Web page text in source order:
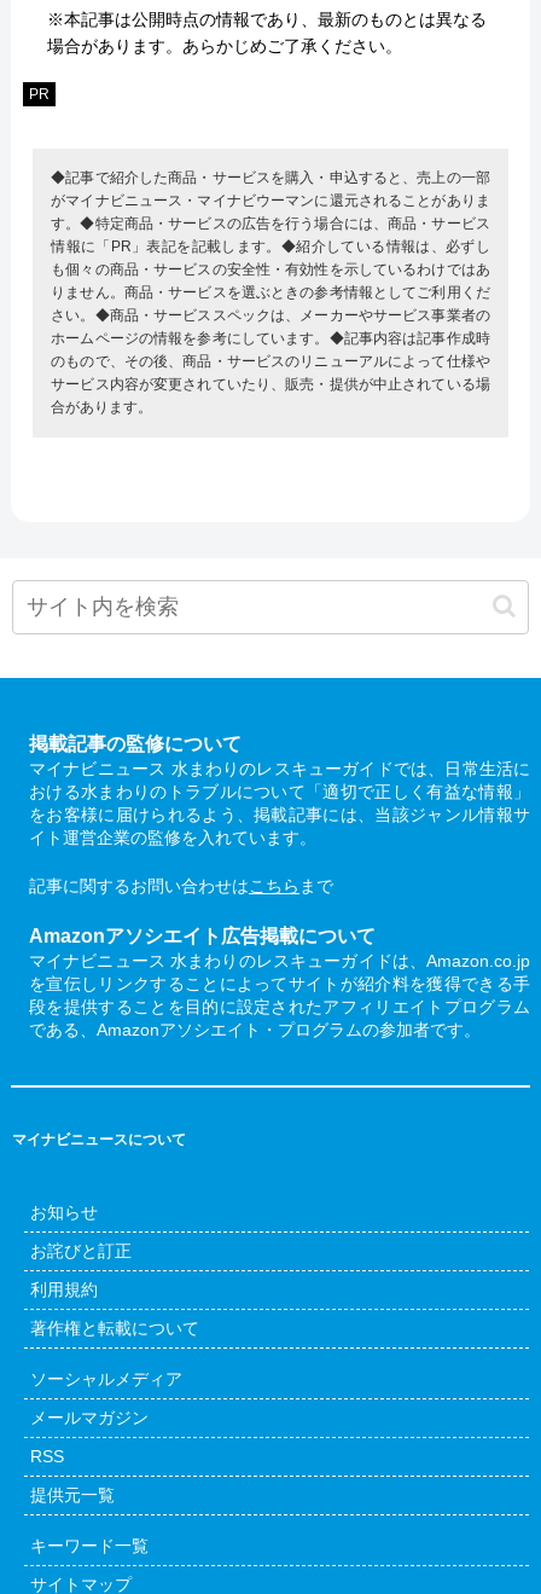
※本記事は公開時点の情報であり、最新のものとは異なる
場合があります。あらかじめご了承ください。
PR
◆記事で紹介した商品・サービスを購入・申込すると、売上の一部
がマイナビニュース・マイナビウーマンに還元されることがありま
す。◆特定商品・サービスの広告を行う場合には、商品・サービス
情報に「PR」表記を記載します。◆紹介している情報は、必ずし
も個々の商品・サービスの安全性・有効性を示しているわけではあ
りません。商品・サービスを選ぶときの参考情報としてご利用くだ
さい。◆商品・サービススペックは、メーカーやサービス事業者の
ホームページの情報を参考にしています。◆記事内容は記事作成時
のもので、その後、商品・サービスのリニューアルによって仕様や
サービス内容が変更されていたり、販売・提供が中止されている場
合があります。
掲載記事の監修について
マイナビニュース 水まわりのレスキューガイドでは、日常生活に
おける水まわりのトラブルについて「適切で正しく有益な情報」
をお客様に届けられるよう、掲載記事には、当該ジャンル情報サ
イト運営企業の監修を入れています。
記事に関するお問い合わせはこちら まで
Amazonアソシエイト広告掲載について
マイナビニュース 水まわりのレスキューガイドは、Amazon.co.jp
を宣伝しリンクすることによってサイトが紹介料を獲得できる手
段を提供することを目的に設定されたアフィリエイトプログラム
である、Amazonアソシエイト・プログラムの参加者です。
マイナビニュースについて
お知らせ
お詫びと訂正
利用規約
著作権と転載について
ソーシャルメディア
メールマガジン
RSS
提供元一覧
キーワード一覧
サイトマップ